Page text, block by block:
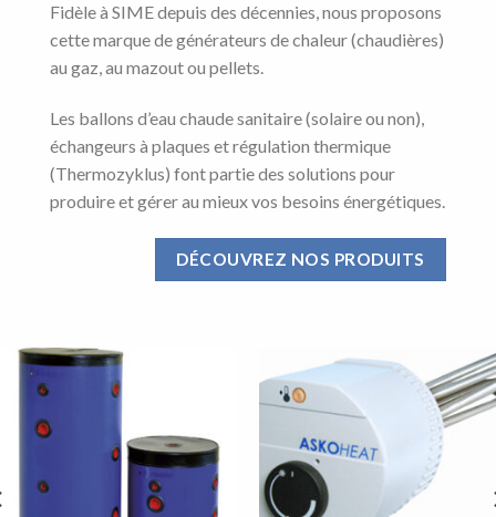
Fidèle à SIME depuis des décennies, nous proposons
cette marque de générateurs de chaleur (chaudières)
au gaz, au mazout ou pellets.
Les ballons d’eau chaude sanitaire (solaire ou non),
échangeurs à plaques et régulation thermique
(Thermozyklus) font partie des solutions pour
produire et gérer au mieux vos besoins énergétiques.
DÉCOUVREZ NOS PRODUITS